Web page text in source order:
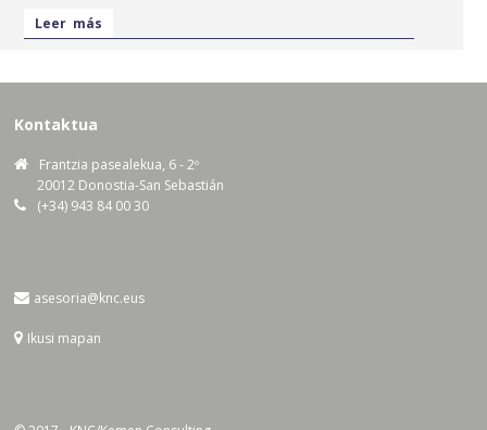
Leer más
Kontaktua
Frantzia pasealekua, 6 - 2º
20012 Donostia-San Sebastián
(+34) 943 84 00 30
asesoria@knc.eus
Ikusi mapan